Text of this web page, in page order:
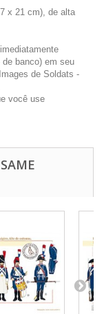
x 21 cm), de alta
banco) em seu
de Soldats -
você use